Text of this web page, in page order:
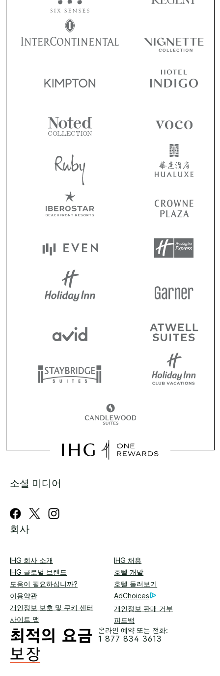
소셜 미디어
회사
IHG 회사 소개
IHG 채용
IHG 글로벌 브랜드
호텔 개발
도움이 필요하십니까?
호텔 둘러보기
이용약관
AdChoices
개인정보 보호 및 쿠키 센터
개인정보 판매 거부
사이트 맵
피드백
온라인 예약 또는 전화:
1 877 834 3613